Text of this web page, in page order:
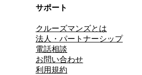
サポート
クルーズマンズとは
法人・パートナーシップ
電話相談
お問い合わせ
利用規約